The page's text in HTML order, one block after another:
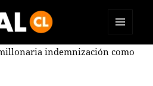
Y